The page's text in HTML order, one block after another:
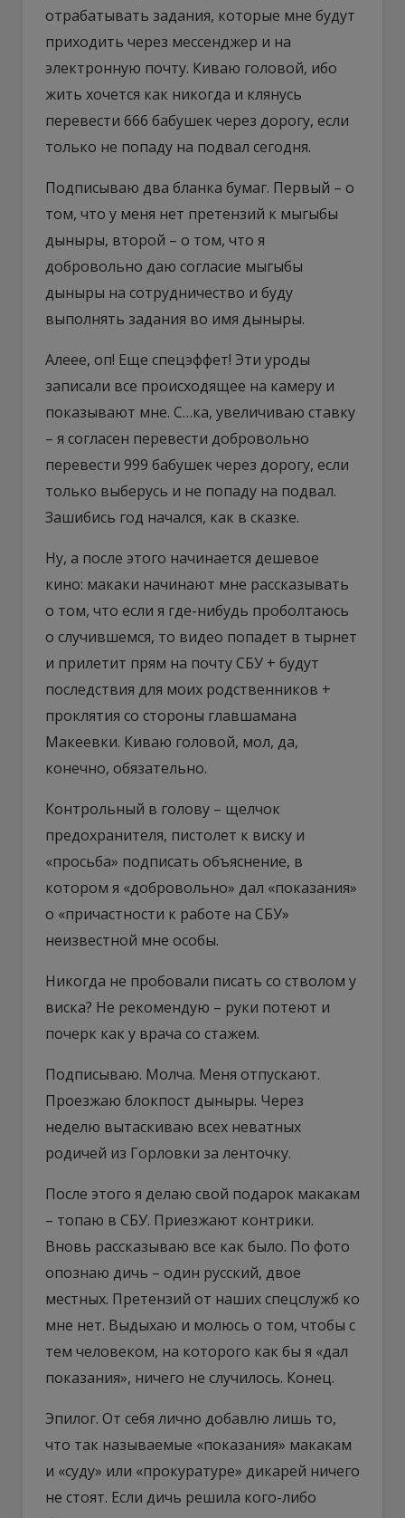
отрабатывать задания, которые мне будут
приходить через мессенджер и на
электронную почту. Киваю головой, ибо
жить хочется как никогда и клянусь
перевести 666 бабушек через дорогу, если
только не попаду на подвал сегодня.
Подписываю два бланка бумаг. Первый – о
том, что у меня нет претензий к мыгыбы
дыныры, второй – о том, что я
добровольно даю согласие мыгыбы
дыныры на сотрудничество и буду
выполнять задания во имя дыныры.
Алеее, оп! Еще спецэффет! Эти уроды
записали все происходящее на камеру и
показывают мне. С…ка, увеличиваю ставку
– я согласен перевести добровольно
перевести 999 бабушек через дорогу, если
только выберусь и не попаду на подвал.
Зашибись год начался, как в сказке.
Ну, а после этого начинается дешевое
кино: макаки начинают мне рассказывать
о том, что если я где-нибудь проболтаюсь
о случившемся, то видео попадет в тырнет
и прилетит прям на почту СБУ + будут
последствия для моих родственников +
проклятия со стороны главшамана
Макеевки. Киваю головой, мол, да,
конечно, обязательно.
Контрольный в голову – щелчок
предохранителя, пистолет к виску и
«просьба» подписать объяснение, в
котором я «добровольно» дал «показания»
о «причастности к работе на СБУ»
неизвестной мне особы.
Никогда не пробовали писать со стволом у
виска? Не рекомендую – руки потеют и
почерк как у врача со стажем.
Подписываю. Молча. Меня отпускают.
Проезжаю блокпост дыныры. Через
неделю вытаскиваю всех неватных
родичей из Горловки за ленточку.
После этого я делаю свой подарок макакам
– топаю в СБУ. Приезжают контрики.
Вновь рассказываю все как было. По фото
опознаю дичь – один русский, двое
местных. Претензий от наших спецслужб ко
мне нет. Выдыхаю и молюсь о том, чтобы с
тем человеком, на которого как бы я «дал
показания», ничего не случилось. Конец.
Эпилог. От себя лично добавлю лишь то,
что так называемые «показания» макакам
и «суду» или «прокуратуре» дикарей ничего
не стоят. Если дичь решила кого-либо